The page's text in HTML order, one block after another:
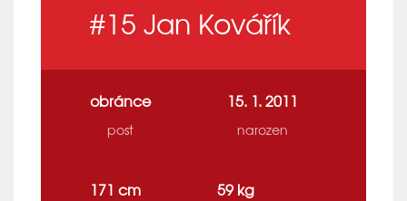
#15 Jan Kovářík
obránce
post
15. 1. 2011
narozen
171 cm 59 kg